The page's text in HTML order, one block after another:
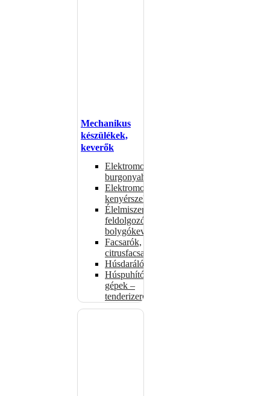
Mechanikus
készülékek,
keverők
Elektromos
burgonyahámozók
Elektromos
kenyérszeletelők
Élelmiszer-
feldolgozók –
bolygókeverők
Facsarók,
citrusfacsarók
Húsdarálók
Húspuhító
gépek –
tenderizerek